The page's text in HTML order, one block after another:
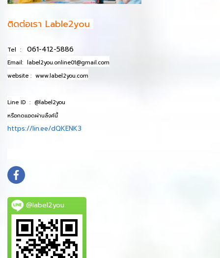
ติดต่อเรา Lable2you
Tel : 061-412-5886
Email: label2you.online01@gmail.com
website : www.label2you.com
Line ID : @label2you
หรือกดแอดผ่านลิ้งค์นี้
https://lin.ee/dQKENK3
@label2you